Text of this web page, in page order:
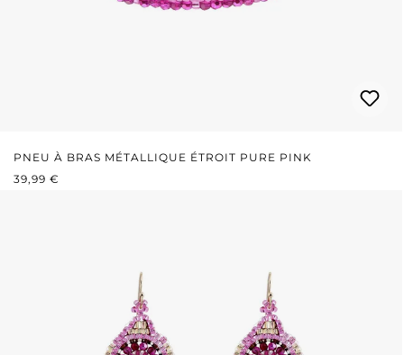
PNEU À BRAS MÉTALLIQUE ÉTROIT PURE PINK
PRIX RÉGULIER :
39,99 €